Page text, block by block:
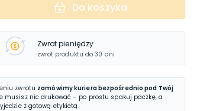
Do koszyka
Zwrot pieniędzy
zwrot produktu do 30 dni
zwrotu zamówimy kuriera bezpośrednio pod Twój
musisz nic drukować – po prostu spakuj paczkę, a
z gotową etykietą.